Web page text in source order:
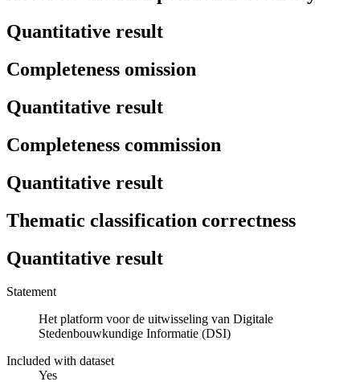
Quantitative result
Completeness omission
Quantitative result
Completeness commission
Quantitative result
Thematic classification correctness
Quantitative result
Statement
Het platform voor de uitwisseling van Digitale
Stedenbouwkundige Informatie (DSI)
Included with dataset
Yes